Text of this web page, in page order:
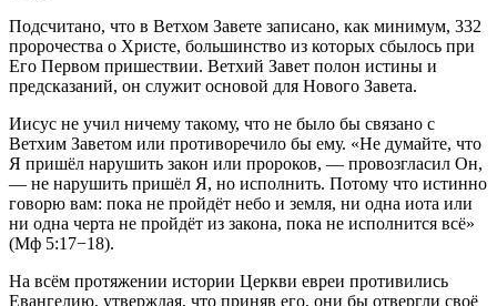
Подсчитано, что в Ветхом Завете записано, как минимум, 332
пророчества о Христе, большинство из которых сбылось при
Его Первом пришествии. Ветхий Завет полон истины и
предсказаний, он служит основой для Нового Завета.
Иисус не учил ничему такому, что не было бы связано с
Ветхим Заветом или противоречило бы ему. «Не думайте, что
Я пришёл нарушить закон или пророков, — провозгласил Он,
— не нарушить пришёл Я, но исполнить. Потому что истинно
говорю вам: пока не пройдёт небо и земля, ни одна иота или
ни одна черта не пройдёт из закона, пока не исполнится всё»
(Мф 5:17−18).
На всём протяжении истории Церкви евреи противились
Евангелию, утверждая, что приняв его, они бы отвергли своё